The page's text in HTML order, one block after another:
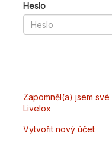
Heslo
Zapomněl(a) jsem
Livelox
Vytvořit nový účet